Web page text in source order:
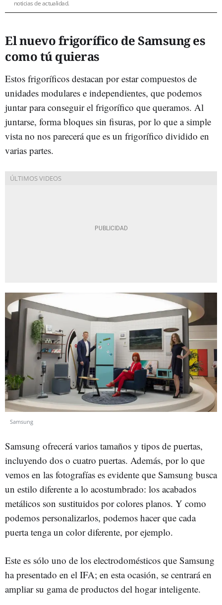
noticias de actualidad.
El nuevo frigorífico de Samsung es
como tú quieras
Estos frigoríficos destacan por estar compuestos de
unidades modulares e independientes, que podemos
juntar para conseguir el frigorífico que queramos. Al
juntarse, forma bloques sin fisuras, por lo que a simple
vista no nos parecerá que es un frigorífico dividido en
varias partes.
Samsung
Samsung ofrecerá varios tamaños y tipos de puertas,
incluyendo dos o cuatro puertas. Además, por lo que
vemos en las fotografías es evidente que Samsung busca
un estilo diferente a lo acostumbrado: los acabados
metálicos son sustituidos por colores planos. Y como
podemos personalizarlos, podemos hacer que cada
puerta tenga un color diferente, por ejemplo.
Este es sólo uno de los electrodomésticos que Samsung
ha presentado en el IFA; en esta ocasión, se centrará en
ampliar su gama de productos del hogar inteligente.